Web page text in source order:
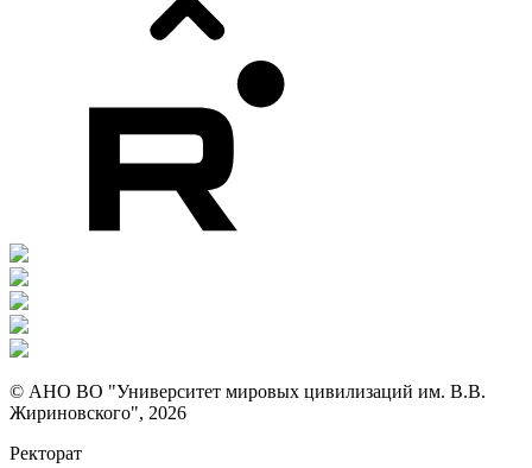
© АНО ВО "Университет мировых цивилизаций им. В.В.
Жириновского", 2026
Ректорат